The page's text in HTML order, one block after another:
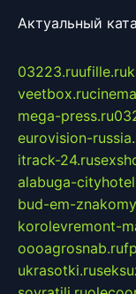
Актуальный
03223.ruufille.ru
veetbox.ru
mega-press.ru
eurovision-
itrack-24.ru
alabuga-
bud-em-
korolevremont-
oooagrosnab.ru
ukrasotki.ru